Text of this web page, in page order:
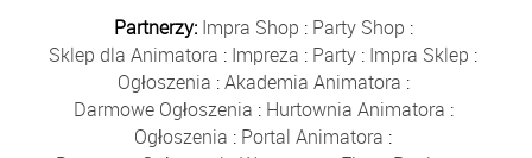
Partnerzy: Impra Shop : Party Shop :
Sklep dla Animatora : Impreza : Party : Impra Sklep :
Ogłoszenia :Akademia Animatora :
Darmowe Ogłoszenia : Hurtownia Animatora :
Ogłoszenia : Portal Animatora :